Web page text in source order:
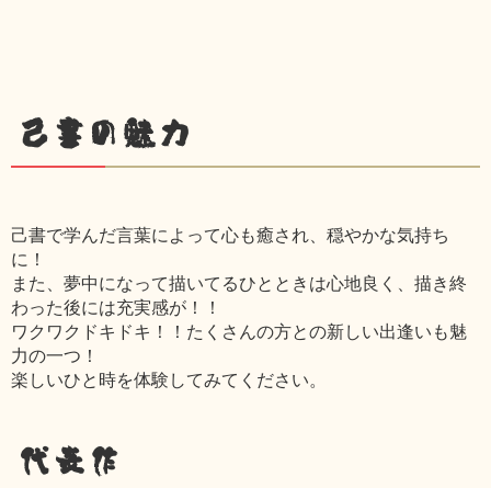
己書の魅力
己書で学んだ言葉によって心も癒され、穏やかな気持ち
に！
また、夢中になって描いてるひとときは心地良く、描き終
わった後には充実感が！！
ワクワクドキドキ！！たくさんの方との新しい出逢いも魅
力の一つ！
楽しいひと時を体験してみてください。
代表作